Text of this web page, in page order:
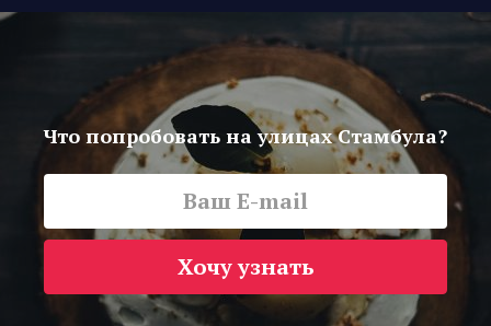
Что попробовать на улицах Стамбула?
Хочу узнать